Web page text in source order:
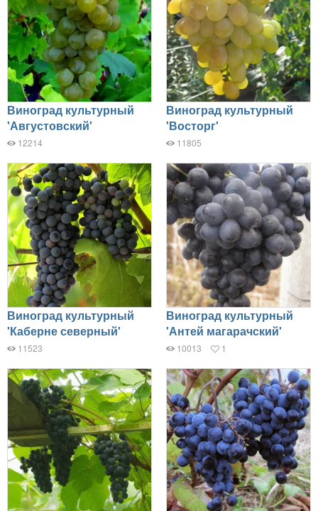
Виноград культурный
'Августовский'
12214
Виноград культурный
'Восторг'
11805
Виноград культурный
'Каберне северный'
11523
Виноград культурный
'Антей магарачский'
10013 1